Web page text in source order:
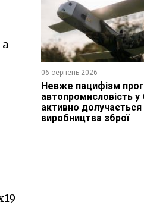
06 серпень 2026
Невже пацифізм
автопромисловість у
активно
виробництва зброї